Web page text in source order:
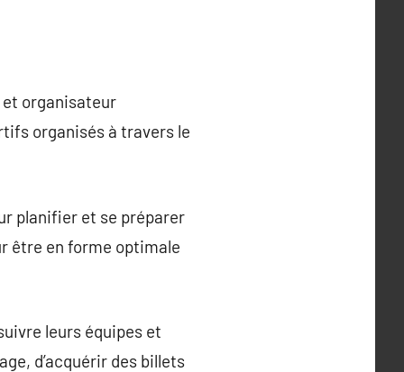
organisateur
organisés à travers le
planifier et se préparer
être en forme optimale
leurs équipes et
d’acquérir des billets